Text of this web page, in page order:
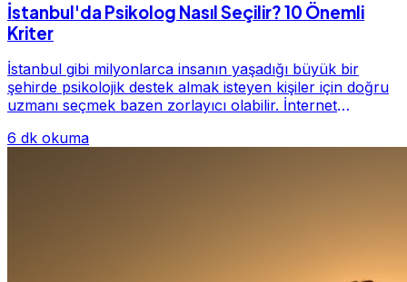
İstanbul'da Psikolog Nasıl Seçilir? 10 Önemli
Kriter
İstanbul gibi milyonlarca insanın yaşadığı büyük bir
şehirde psikolojik destek almak isteyen kişiler için doğru
uzmanı seçmek bazen zorlayıcı olabilir. İnternet
6 dk okuma